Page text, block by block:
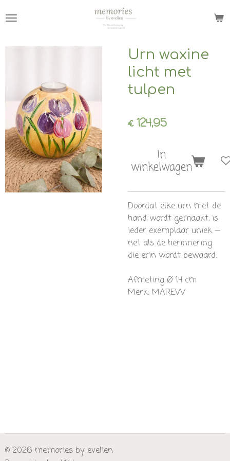
direct
de
Urn waxine
licht met
tulpen
€ 124,95
In
winkelwagen
Doordat elke urn met de
hand wordt gemaakt, is
ieder exemplaar uniek —
net als de herinnering
die erin wordt bewaard.
Afmeting Ø 14 cm
Merk: MAREVV
© 2026 memories by evelien